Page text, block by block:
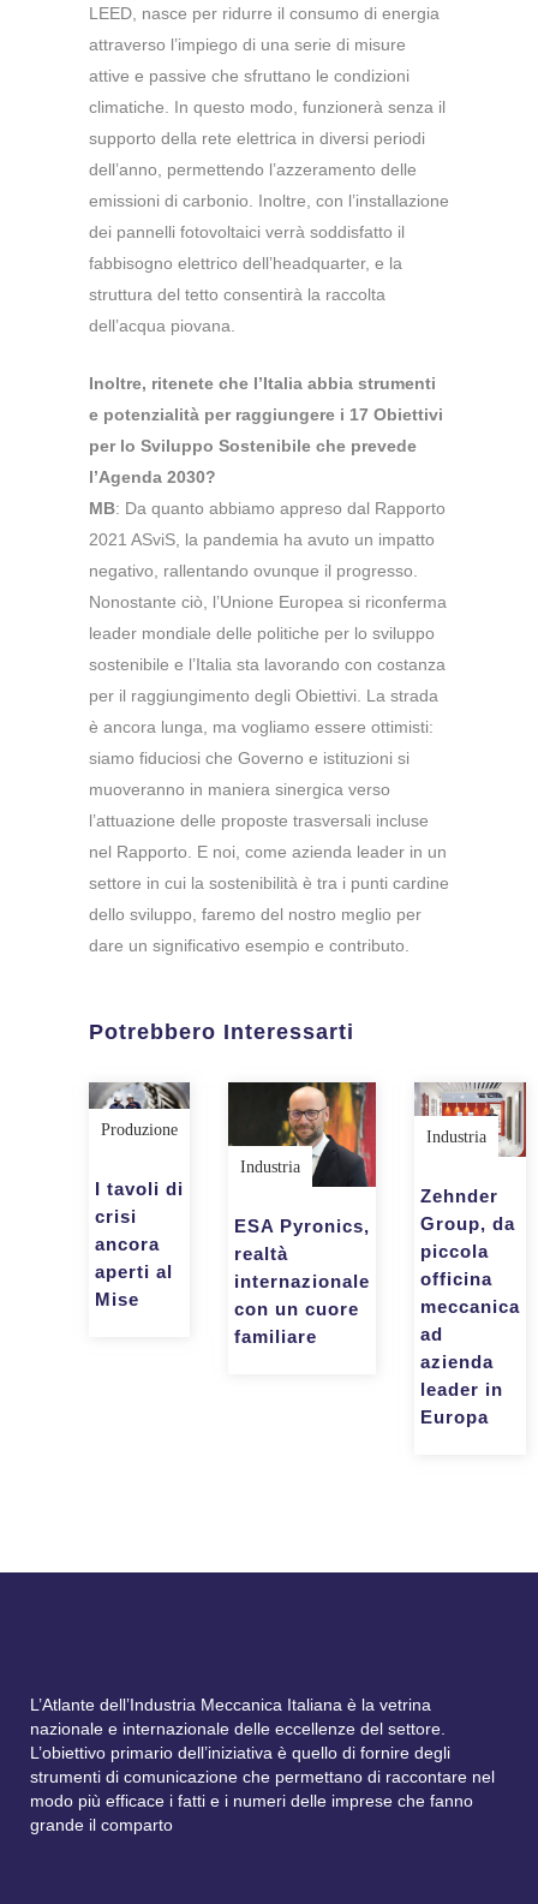
LEED, nasce per ridurre il consumo di energia
attraverso l’impiego di una serie di misure
attive e passive che sfruttano le condizioni
climatiche. In questo modo, funzionerà senza il
supporto della rete elettrica in diversi periodi
dell’anno, permettendo l’azzeramento delle
emissioni di carbonio. Inoltre, con l’installazione
dei pannelli fotovoltaici verrà soddisfatto il
fabbisogno elettrico dell’headquarter, e la
struttura del tetto consentirà la raccolta
dell’acqua piovana.
Inoltre, ritenete che l’Italia abbia strumenti
e potenzialità per raggiungere i 17 Obiettivi
per lo Sviluppo Sostenibile che prevede
l’Agenda 2030?
MB: Da quanto abbiamo appreso dal Rapporto
2021 ASviS, la pandemia ha avuto un impatto
negativo, rallentando ovunque il progresso.
Nonostante ciò, l’Unione Europea si riconferma
leader mondiale delle politiche per lo sviluppo
sostenibile e l’Italia sta lavorando con costanza
per il raggiungimento degli Obiettivi. La strada
è ancora lunga, ma vogliamo essere ottimisti:
siamo fiduciosi che Governo e istituzioni si
muoveranno in maniera sinergica verso
l’attuazione delle proposte trasversali incluse
nel Rapporto. E noi, come azienda leader in un
settore in cui la sostenibilità è tra i punti cardine
dello sviluppo, faremo del nostro meglio per
dare un significativo esempio e contributo.
Potrebbero Interessarti
Produzione
I tavoli di
crisi
ancora
aperti al
Mise
Industria
ESA Pyronics,
realtà
internazionale
con un cuore
familiare
Industria
Zehnder
Group, da
piccola
officina
meccanica
ad
azienda
leader in
Europa
L’Atlante dell’Industria Meccanica Italiana è la vetrina
nazionale e internazionale delle eccellenze del settore.
L’obiettivo primario dell’iniziativa è quello di fornire degli
strumenti di comunicazione che permettano di raccontare nel
modo più efficace i fatti e i numeri delle imprese che fanno
grande il comparto